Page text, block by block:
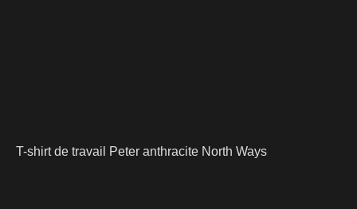
T-shirt de travail Peter anthracite North Ways